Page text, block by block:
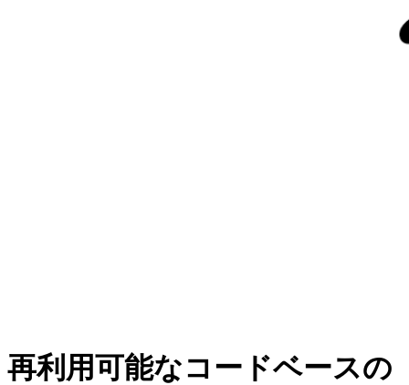
再利用可能なコードベースの